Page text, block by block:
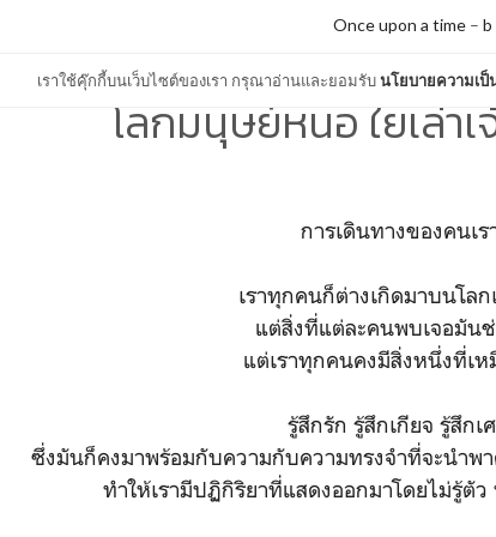
เราใช้คุ๊กกี้บนเว็บไซต์ของเรา กรุณาอ่านและยอมรับนโยบายความเป็
Once upon a time – b
โลกมนุษย์หนอ ใยเล่า
การเดินทางของคนเ
เราทุกคนก็ต่างเกิดมาบนโล
แต่สิ่งที่แต่ละคนพบเจอมัน
แต่เราทุกคนคงมีสิ่งหนึ่งที่เ
รู้สึกรัก รู้สึกเกียจ รู้สึกเ
ซึ่งมันก็คงมาพร้อมกับความกับความทรงจำที่จะนำพ
ทำให้เรามีปฏิกิริยาที่แสดงออกมาโดยไม่รู้ตัว